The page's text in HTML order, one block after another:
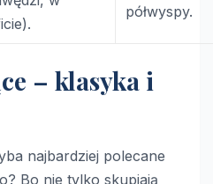
półwyspy.
– klasyka i
najbardziej polecane
Bo nie tylko skupiają